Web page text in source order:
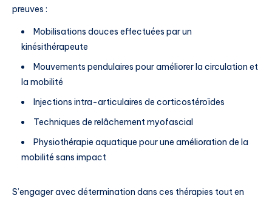
preuves :
Mobilisations douces effectuées par un
kinésithérapeute
Mouvements pendulaires pour améliorer la circulation et
la mobilité
Injections intra-articulaires de corticostéroïdes
Techniques de relâchement myofascial
Physiothérapie aquatique pour une amélioration de la
mobilité sans impact
S’engager avec détermination dans ces thérapies tout en